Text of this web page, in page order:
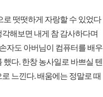
로 떳떳하게 자랑할 수 있었다
해보면 내게 참 감사하다며
자도 아버님이 컴퓨터를 배우
다. 한창 농사일로 바쁘실 텐
느낀다. 배움에는 정말로 때